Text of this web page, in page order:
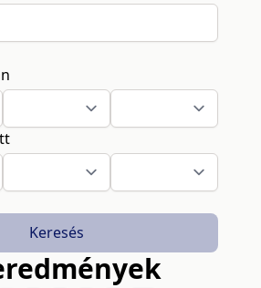
Keresés